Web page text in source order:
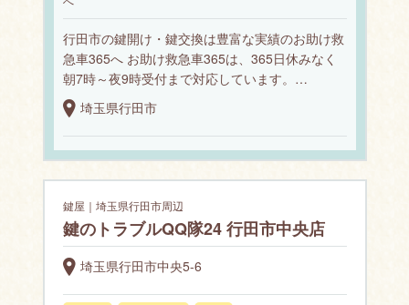
行田市の鍵開け・鍵交換は豊富な実績のお助け救
急車365へ お助け救急車365は、365日休みなく
朝7時～夜9時受付まで対応しています。…
埼玉県行田市
鍵屋｜埼玉県行田市周辺
鍵のトラブルQQ隊24 行田市中央店
埼玉県行田市中央5-6